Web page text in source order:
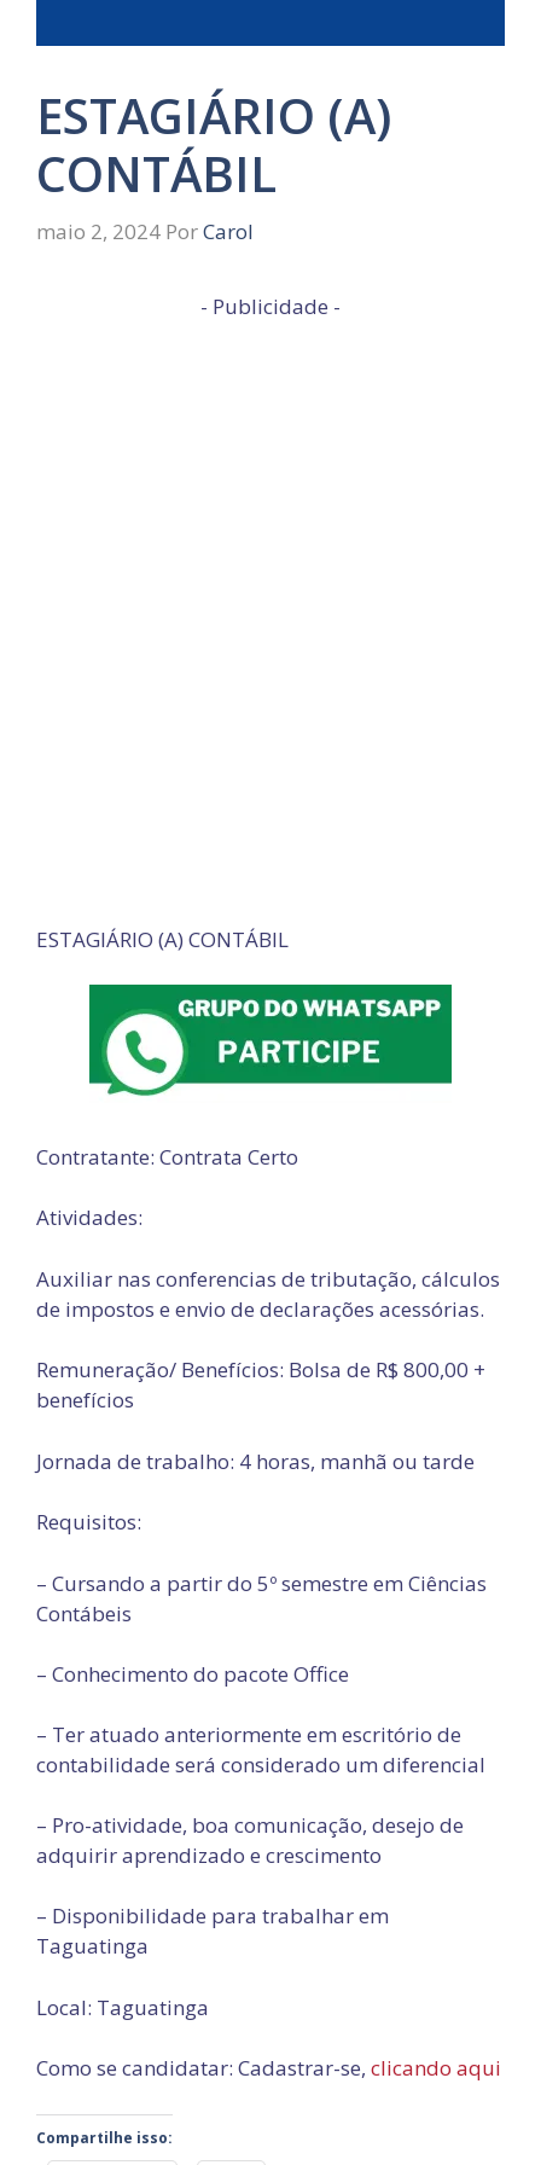
ESTAGIÁRIO (A)
CONTÁBIL
maio 2, 2024 PorCarol
- Publicidade -
ESTAGIÁRIO (A) CONTÁBIL
Contratante: Contrata Certo
Atividades:
Auxiliar nas conferencias de tributação, cálculos
de impostos e envio de declarações acessórias.
Remuneração/ Benefícios: Bolsa de R$ 800,00 +
benefícios
Jornada de trabalho: 4 horas, manhã ou tarde
Requisitos:
– Cursando a partir do 5º semestre em Ciências
Contábeis
– Conhecimento do pacote Office
– Ter atuado anteriormente em escritório de
contabilidade será considerado um diferencial
– Pro-atividade, boa comunicação, desejo de
adquirir aprendizado e crescimento
– Disponibilidade para trabalhar em
Taguatinga
Local: Taguatinga
Como se candidatar: Cadastrar-se, clicando aqui
Compartilhe isso: